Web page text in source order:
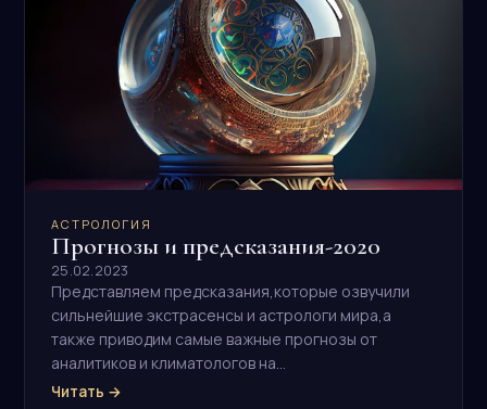
АСТРОЛОГИЯ
Прогнозы и предсказания-2020
25.02.2023
Представляем предсказания,которые озвучили
сильнейшие экстрасенсы и астрологи мира,а
также приводим самые важные прогнозы от
аналитиков и климатологов на…
Читать →